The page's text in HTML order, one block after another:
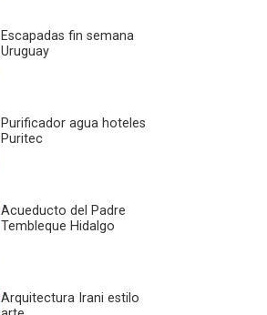
Escapadas fin semana
Uruguay
Purificador agua hoteles
Puritec
Acueducto del Padre
Tembleque Hidalgo
Arquitectura Irani estilo